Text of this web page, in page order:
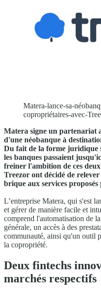
Matera-lance-sa-
copropriétaires-avec-
Matera signe un partenariat
d'une néobanque à
Du fait de la forme juridique
les banques passaient
freiner l'ambition de ces
Treezor ont décidé de
brique aux services
L’entreprise Matera, qui s'est
et gérer de manière facile et
comprend l'automatisation de
générale, un accès à des
communauté, ainsi qu'un outil
la copropriété.
Deux fintechs
marchés respectifs